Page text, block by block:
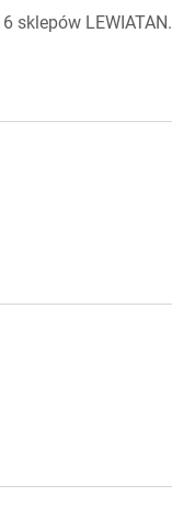
sklepów LEWIATAN.